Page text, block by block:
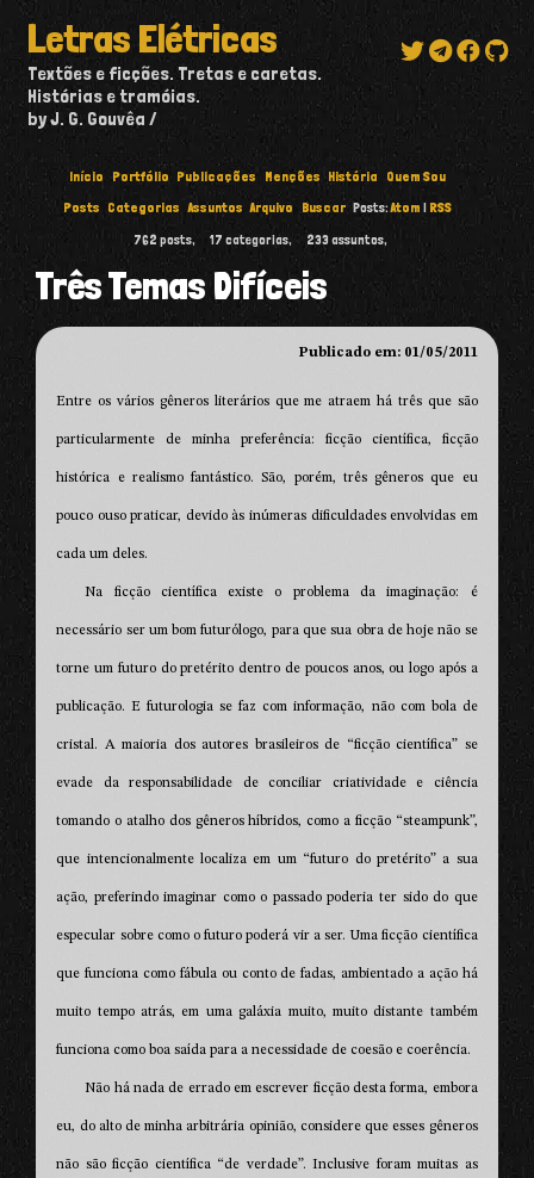
Letras Elétricas
Textões e ficções. Tretas e caretas.
Histórias e tramóias.
by J. G. Gouvêa
Início Portfólio Publicações Menções História
Quem Sou
Posts Categorias Assuntos Arquivo Buscar Posts:Atom | RSS
762 posts, 17 categorias, 233assuntos,
Três Temas Difíceis
Publicado em: 01/05/2011
Entre os vários gêneros literários que me atraem há três que são
particularmente de minha preferência: ficção científica, ficção
histórica e realismo fantástico. São, porém, três gêneros que eu
pouco ouso praticar, devido às inúmeras dificuldades envolvidas em
cada um deles.
Na ficção científica existe o problema da imaginação: é
necessário ser um bom futurólogo, para que sua obra de hoje não se
torne um futuro do pretérito dentro de poucos anos, ou logo após a
publicação. E futurologia se faz com informação, não com bola de
cristal. A maioria dos autores brasileiros de “ficção científica” se
evade da responsabilidade de conciliar criatividade e ciência
tomando o atalho dos gêneros híbridos, como a ficção “steampunk”,
que intencionalmente localiza em um “futuro do pretérito” a sua
ação, preferindo imaginar como o passado poderia ter sido do que
especular sobre como o futuro poderá vir a ser. Uma ficção científica
que funciona como fábula ou conto de fadas, ambientado a ação há
muito tempo atrás, em uma galáxia muito, muito distante também
funciona como boa saída para a necessidade de coesão e coerência.
Não há nada de errado em escrever ficção desta forma, embora
eu, do alto de minha arbitrária opinião, considere que esses gêneros
não são ficção científica “de verdade”. Inclusive foram muitas as